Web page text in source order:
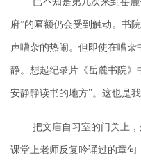
府”的匾额仍会受到触动。书
声嘈杂的热闹。但即使在嘈杂
静。想起纪录片《岳麓书院》
安静静读书的地方”。这也是
把文庙自习室的门关上
课堂上老师反复吟诵过的章句